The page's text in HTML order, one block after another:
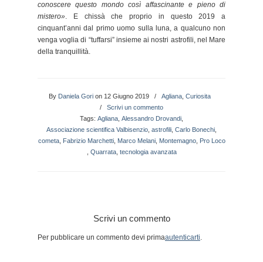
conoscere questo mondo così affascinante e pieno di
mistero». E chissà che proprio in questo 2019 a
cinquant’anni dal primo uomo sulla luna, a qualcuno non
venga voglia di “tuffarsi” insieme ai nostri astrofili, nel Mare
della tranquillità.
By Daniela Gori on 12 Giugno 2019 / Agliana, Curiosita
/ Scrivi un commento
Tags: Agliana, Alessandro Drovandi,
Associazione scientifica Valbisenzio, astrofili, Carlo Bonechi,
cometa, Fabrizio Marchetti, Marco Melani, Montemagno, Pro Loco
, Quarrata, tecnologia avanzata
Scrivi un commento
Per pubblicare un commento devi primaautenticarti.